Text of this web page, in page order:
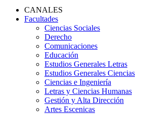
CANALES
Facultades
Ciencias Sociales
Derecho
Comunicaciones
Educación
Estudios Generales Letras
Estudios Generales Ciencias
Ciencias e Ingeniería
Letras y Ciencias Humanas
Gestión y Alta Dirección
Artes Escenicas